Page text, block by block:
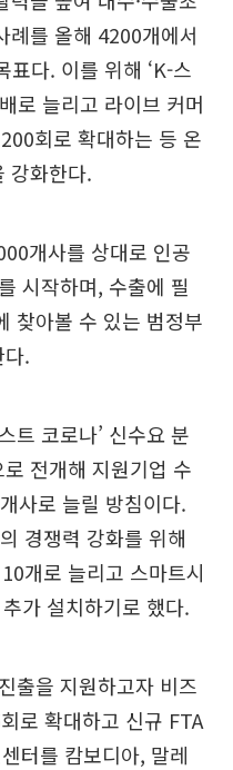
례를 올해 4200개에서
다. 이를 위해 ‘K-스
로 늘리고 라이브 커머
회로 확대하는 등 온
강화한다.
개사를 상대로 인공
시작하며, 수출에 필
찾아볼 수 있는 범정부
.
트 코로나’ 신수요 분
전개해 지원기업 수
사로 늘릴 방침이다.
경쟁력 강화를 위해
개로 늘리고 스마트시
가 설치하기로 했다.
출을 지원하고자 비즈
로 확대하고 신규 FTA
터를 캄보디아, 말레